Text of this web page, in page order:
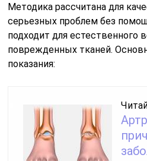
Методика рассчитана для
серьезных проблем без
подходит для естественного
поврежденных тканей.
показания: